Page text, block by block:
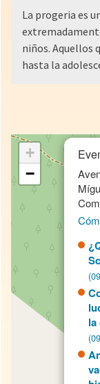
La progeria es
niños. Aquellos
hasta la
la
+
−